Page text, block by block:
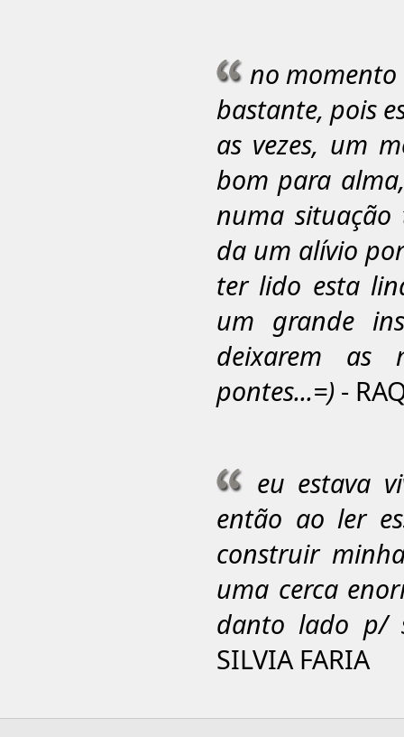
no momento
bastante, pois
as vezes, um
bom para
numa situação
da um alívio
ter lido esta
um grande
deixarem as
pontes...=) -
eu estava
então ao ler
construir
uma cerca
danto lado p/
SILVIA FARIA